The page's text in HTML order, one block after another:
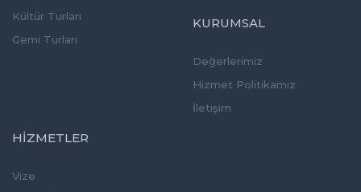
Kültür Turları
Gemi Turları
KURUMSAL
Değerlerimiz
Hizmet Politikamız
İletişim
HİZMETLER
Vize